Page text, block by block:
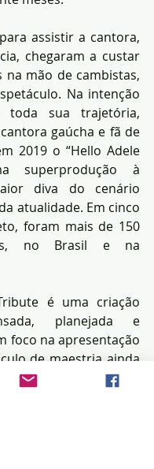
assistir a cantora,
chegaram a custar
na mão de cambistas,
Na intenção
toda sua trajetória,
gaúcha e fã de
2019 o “Hello Adele
superprodução à
diva do cenário
atualidade. Em cinco
foram mais de 150
no Brasil e na
é uma criação
planejada e
foco na apresentação
de maestria ainda
de tributos. A